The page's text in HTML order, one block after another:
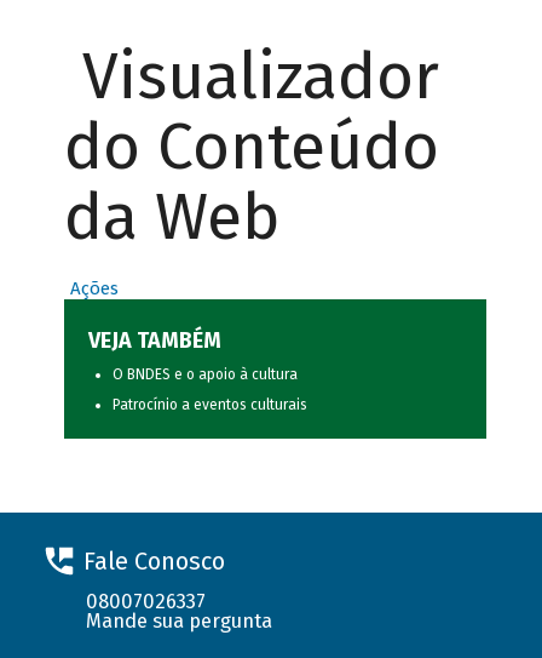
Visualizador
do Conteúdo
da Web
Ações
VEJA TAMBÉM
O BNDES e o apoio à cultura
Patrocínio a eventos culturais
Fale Conosco
08007026337
Mande sua pergunta